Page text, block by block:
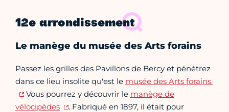
12e arrondissement
Le manège du musée des Arts forains
Passez les grilles des Pavillons de Bercy et pénétrez
dans ce lieu insolite qu'est le musée des Arts forains.
Vous pourrez y découvrir le manège de
vélocipèdes
. Fabriqué en 1897, il était pour